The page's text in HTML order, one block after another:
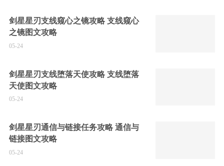
剑星星刃支线窥心之镜攻略 支线窥心
之镜图文攻略
05-24
剑星星刃支线堕落天使攻略 支线堕落
天使图文攻略
05-24
剑星星刃通信与链接任务攻略 通信与
链接图文攻略
05-24